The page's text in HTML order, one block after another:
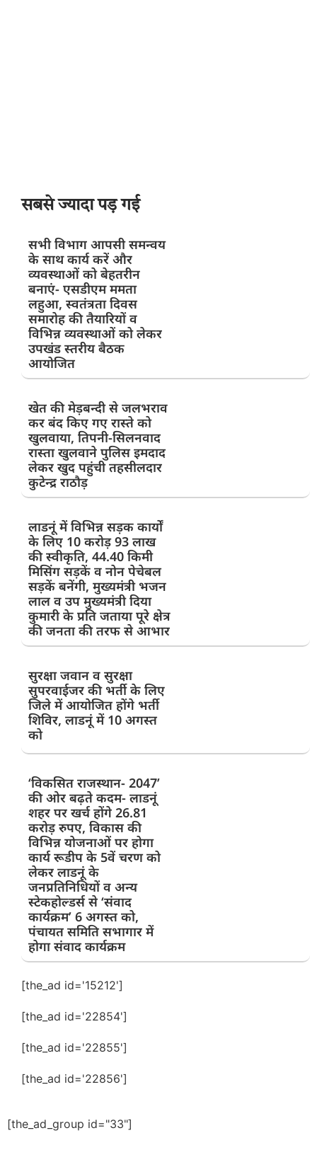
सबसे ज्यादा पड़ गई
सभी विभाग आपसी समन्वय
के साथ कार्य करें और
व्यवस्थाओं को बेहतरीन
बनाएं- एसडीएम ममता
लहुआ, स्वतंत्रता दिवस
समारोह की तैयारियों व
विभिन्न व्यवस्थाओं को लेकर
उपखंड स्तरीय बैठक
आयोजित
खेत की मेड़बन्दी से जलभराव
कर बंद किए गए रास्ते को
खुलवाया, तिपनी-सिलनवाद
रास्ता खुलवाने पुलिस इमदाद
लेकर खुद पहुंची तहसीलदार
कुटेन्द्र राठौड़
लाडनूं में विभिन्न सड़क कार्यों
के लिए 10 करोड़ 93 लाख
की स्वीकृति, 44.40 किमी
मिसिंग सड़कें व नोन पेचेबल
सड़कें बनेंगी, मुख्यमंत्री भजन
लाल व उप मुख्यमंत्री दिया
कुमारी के प्रति जताया पूरे क्षेत्र
की जनता की तरफ से आभार
सुरक्षा जवान व सुरक्षा
सुपरवाईजर की भर्ती के लिए
जिले में आयोजित होंगे भर्ती
शिविर, लाडनूं में 10 अगस्त
को
‘विकसित राजस्थान- 2047’
की ओर बढ़ते कदम- लाडनूं
शहर पर खर्च होंगे 26.81
करोड़ रुपए, विकास की
विभिन्न योजनाओं पर होगा
कार्य रूडीप के 5वें चरण को
लेकर लाडनूं के
जनप्रतिनिधियों व अन्य
स्टेकहोल्डर्स से ‘संवाद
कार्यक्रम’ 6 अगस्त को,
पंचायत समिति सभागार में
होगा संवाद कार्यक्रम
[the_ad id='15212']
[the_ad id='22854']
[the_ad id='22855']
[the_ad id='22856']
[the_ad_group id="33"]